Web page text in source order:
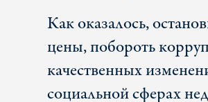
Как оказалось,
цены, побороть
качественных
социальной сферах